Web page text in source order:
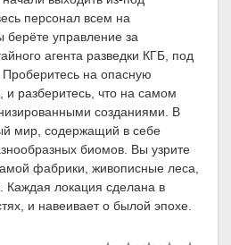
персонал всем на
управление за
агента разведки КГБ, под
на опасную
и разберитесь, что на самом
созданиями. В
мир, содержащий в себе
биомов. Вы узрите
фабрики, живописные леса,
Каждая локация сделана в
и навеивает о былой эпохе.